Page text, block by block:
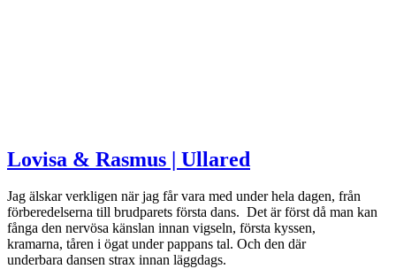
Lovisa & Rasmus | Ullared
Jag älskar verkligen när jag får vara med under hela dagen, från
förberedelserna till brudparets första dans. Det är först då man kan
fånga den nervösa känslan innan vigseln, första kyssen,
kramarna, tåren i ögat under pappans tal. Och den där
underbara dansen strax innan läggdags.